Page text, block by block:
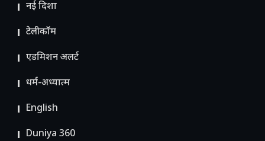
नई दिशा
टेलीकॉम
ए​डमिशन अलर्ट
धर्म-अध्यात्म
English
Duniya 360